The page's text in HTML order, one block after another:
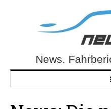
NewCarz.deNews.